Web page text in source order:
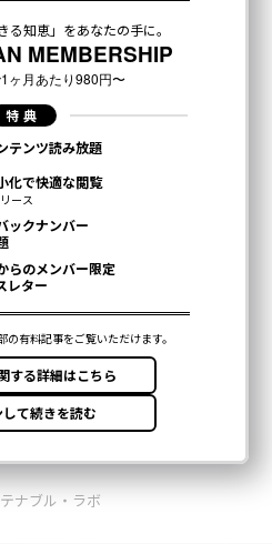
ナブル・ラボ